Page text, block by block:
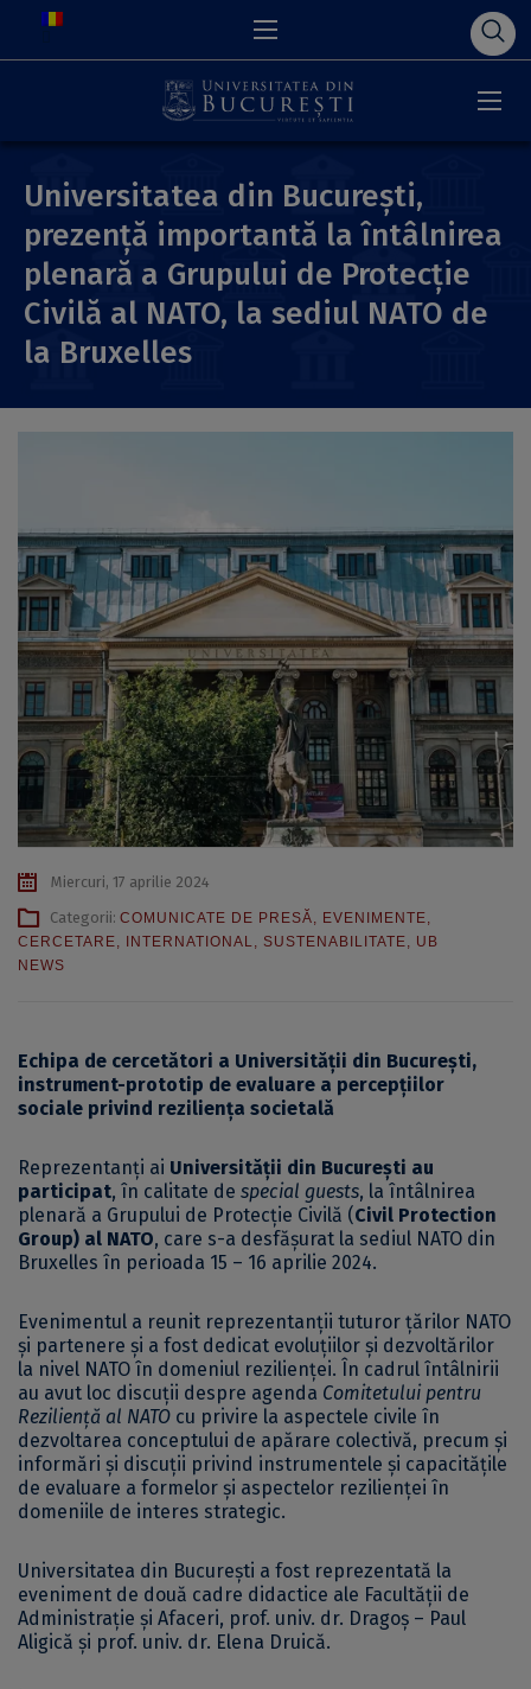
Universitatea din București,
prezență importantă la întâlnirea
plenară a Grupului de Protecție
Civilă al NATO, la sediul NATO de
la Bruxelles
Miercuri, 17 aprilie 2024
Categorii: COMUNICATE DE PRESĂ, EVENIMENTE,
CERCETARE, INTERNATIONAL, SUSTENABILITATE, UB
NEWS
Echipa de cercetători a Universității din București,
instrument-prototip de evaluare a percepțiilor
sociale privind reziliența societală
Reprezentanți ai Universității din București au
participat, în calitate de special guests, la întâlnirea
plenară a Grupului de Protecție Civilă (Civil Protection
Group) al NATO, care s-a desfășurat la sediul NATO din
Bruxelles în perioada 15 – 16 aprilie 2024.
Evenimentul a reunit reprezentanții tuturor țărilor NATO
și partenere și a fost dedicat evoluțiilor și dezvoltărilor
la nivel NATO în domeniul rezilienței. În cadrul întâlnirii
au avut loc discuții despre agenda Comitetului pentru
Reziliență al NATO cu privire la aspectele civile în
dezvoltarea conceptului de apărare colectivă, precum și
informări și discuții privind instrumentele și capacitățile
de evaluare a formelor și aspectelor rezilienței în
domeniile de interes strategic.
Universitatea din București a fost reprezentată la
eveniment de două cadre didactice ale Facultății de
Administrație și Afaceri, prof. univ. dr. Dragoș – Paul
Aligică și prof. univ. dr. Elena Druică.